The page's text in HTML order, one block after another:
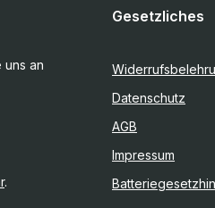
uns an
.
Gesetzliches
Datenschutz
AGB
Impressum